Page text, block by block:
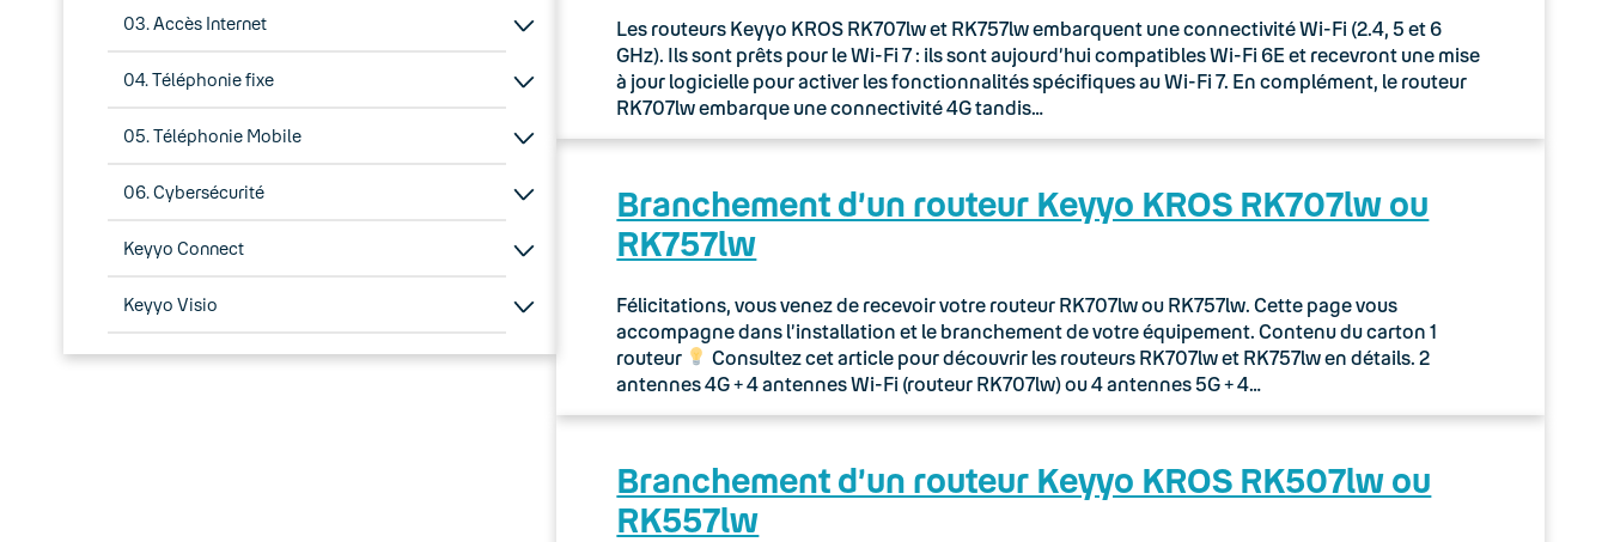
03. Accès Internet
04. Téléphonie fixe
05. Téléphonie Mobile
06. Cybersécurité
Keyyo Connect
Keyyo Visio
Les routeurs Keyyo KROS RK707lw et RK757lw embarquent une connectivité Wi-Fi (2.4, 5 et 6
GHz). Ils sont prêts pour le Wi-Fi 7 : ils sont aujourd’hui compatibles Wi-Fi 6E et recevront une mise
à jour logicielle pour activer les fonctionnalités spécifiques au Wi-Fi 7. En complément, le routeur
RK707lw embarque une connectivité 4G tandis…
Branchement d’un routeur Keyyo KROS RK707lw ou
RK757lw
Félicitations, vous venez de recevoir votre routeur RK707lw ou RK757lw. Cette page vous
accompagne dans l’installation et le branchement de votre équipement. Contenu du carton 1
routeur
Consultez cet article pour découvrir les routeurs RK707lw et RK757lw en détails. 2
antennes 4G + 4 antennes Wi-Fi (routeur RK707lw) ou 4 antennes 5G + 4…
Branchement d’un routeur Keyyo KROS RK507lw ou
RK557lw